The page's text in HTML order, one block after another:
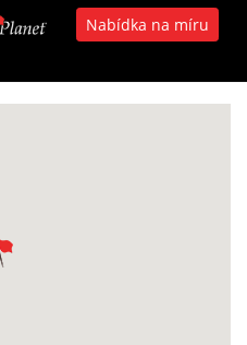
Nabídka na míru